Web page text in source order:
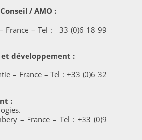
/ AMO :
France – Tel : +33 (0)6 18 99
développement :
– France – Tel : +33 (0)6 32
:
– France – Tel : +33 (0)9